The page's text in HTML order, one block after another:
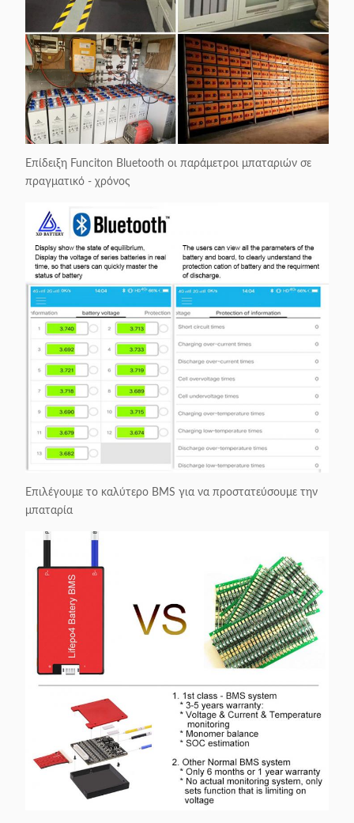
Επίδειξη Funciton Bluetooth οι παράμετροι μπαταριών σε
πραγματικό - χρόνος
Επιλέγουμε το καλύτερο BMS για να προστατεύσουμε την
μπαταρία